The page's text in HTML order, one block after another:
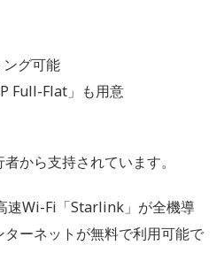
グ可能
Full-Flat」も用意
から支持されています。
速Wi-Fi「Starlink」が全機導
ターネットが無料で利用可能で